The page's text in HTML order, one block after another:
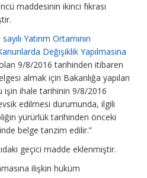
maddesinin ikinci fıkrası
Yatırım Ortamının
Değişiklik Yapılmasına
9/8/2016 tarihinden itibaren
almak için Bakanlığa yapılan
işin ihale tarihinin 9/8/2016
edilmesi durumunda, ilgili
yürürlük tarihinden önceki
belge tanzim edilir.”
geçici madde eklenmiştir.
ilişkin hüküm